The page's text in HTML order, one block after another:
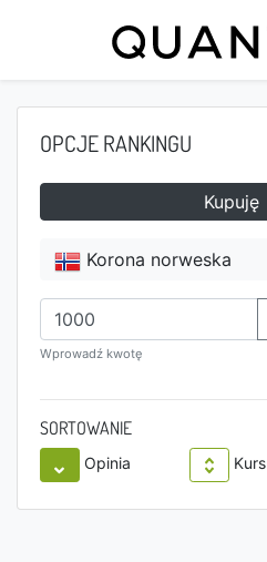
OPCJE RANKINGU
Kupuję
Korona norweska
Wprowadź kwotę
SORTOWANIE
Opinia Kurs